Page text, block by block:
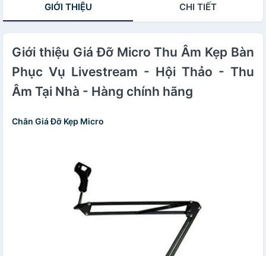
GIỚI THIỆU CHI TIẾT
Giới thiệu Giá Đỡ Micro Thu Âm Kẹp Bàn
Phục Vụ Livestream - Hội Thảo - Thu
Âm Tại Nhà - Hàng chính hãng
Chân Giá Đỡ Kẹp Micro